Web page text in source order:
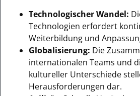
Technologischer Wandel:
Technologien erfordert
Weiterbildung und
Globalisierung: Die
internationalen Teams und
kultureller Unterschiede
Herausforderungen dar.